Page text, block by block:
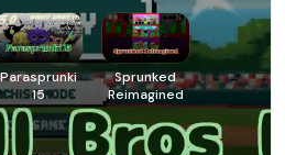
Parasprunki
15
Sprunked
Reimagined